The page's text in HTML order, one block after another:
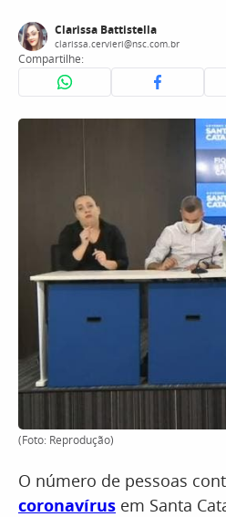
Clarissa Battistella
clarissa.cervieri@nsc.com.br
Compartilhe:
(Foto: Reprodução)
O número de pessoas
coronavírus em Santa